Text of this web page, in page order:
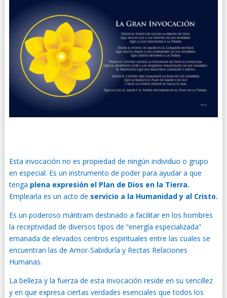
Esta invocación no es propiedad de ningún individuo o grupo
en especial. Es un instrumento de poder para ayudar a que
tenga plena expresión el Plan de Dios en la Tierra.
Emplearla es un acto de servicio a la Humanidad y al Cristo.
Es un poderoso mántram destinado a facilitar en los hombres
la receptividad de diversos tipos de “energía especializada”
emanada de elevados centros espirituales entre las cuales se
encuentran las de Amor-Sabiduría y Rectas Relaciones
Humanas.
La belleza y la fuerza de esta Invocación reside en su sencillez
y en que expresa ciertas verdades esenciales que todos los